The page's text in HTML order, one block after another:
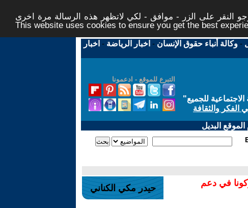
النقر على الزر - موافق - لكي لاتظهر هذه الرسالة مرة اخرى -
This website uses cookies to ensure you get the best
-وكالة أنباء حقوق الإنسان - اخبار الرياضة - اخبار
التبرع للموقع - ادعمونا
للجميع"
الفكر والثقافة
البديل
في دعم
حيدر مكي الكناني